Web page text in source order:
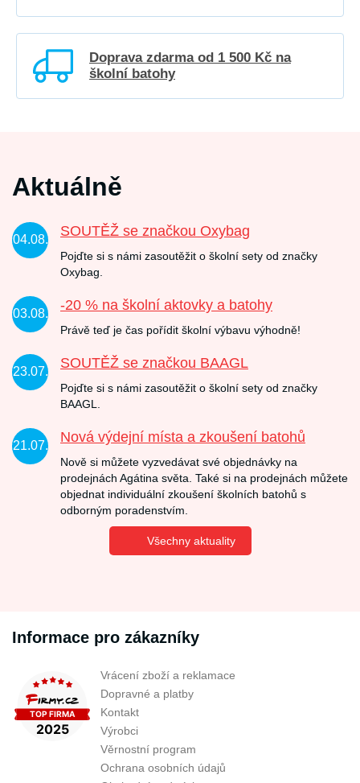
Doprava zdarma od 1 500 Kč na
školní batohy
Aktuálně
04.08.
SOUTĚŽ se značkou Oxybag
Pojďte si s námi zasoutěžit o školní sety od značky
Oxybag.
03.08.
-20 % na školní aktovky a batohy
Právě teď je čas pořídit školní výbavu výhodně!
23.07.
SOUTĚŽ se značkou BAAGL
Pojďte si s námi zasoutěžit o školní sety od značky
BAAGL.
21.07.
Nová výdejní místa a zkoušení batohů
Nově si můžete vyzvedávat své objednávky na
prodejnách Agátina světa. Také si na prodejnách můžete
objednat individuální zkoušení školních batohů s
odborným poradenstvím.
Všechny aktuality
Informace pro zákazníky
Vrácení zboží a reklamace
Dopravné a platby
Kontakt
Výrobci
Věrnostní program
Ochrana osobních údajů